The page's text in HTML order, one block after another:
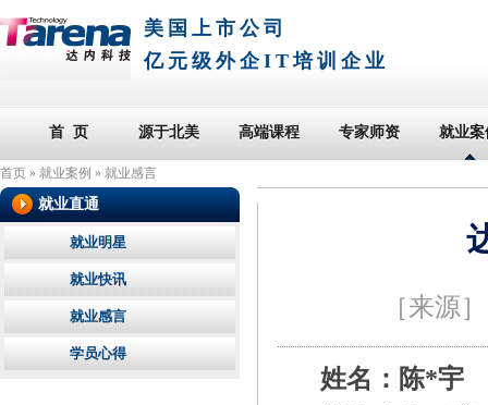
美国上市公司
亿元级外企IT培训企业
首 页 源于北美 高端课程 专家师资 就业案
首页 » 就业案例 » 就业感言
［来源
姓名：陈*宇
就业直通
就业明星
就业快讯
就业感言
学员心得